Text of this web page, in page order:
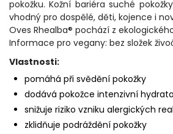
pokožku. Kožní bariéra suché
vhodný pro dospělé, děti, kojence i
Oves Rhealba® pochází z
Informace pro vegany: bez složek
Vlastnosti:
pomáhá při svědění pokožky
dodává pokožce intenzivní
snižuje riziko vzniku alergických
zklidňuje podráždění pokožky